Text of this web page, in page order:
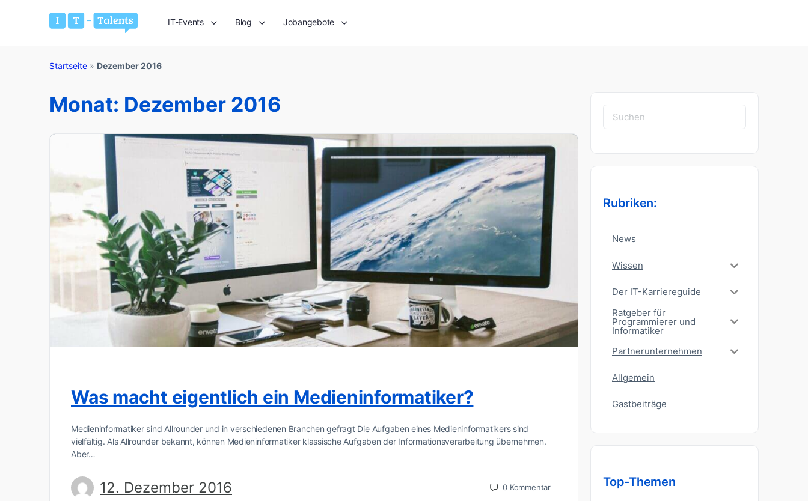
IT-Events Blog Jobangebote
Startseite » Dezember 2016
Monat: Dezember 2016
Was macht eigentlich ein Medieninformatiker?
Medieninformatiker sind Allrounder und in verschiedenen Branchen gefragt Die Aufgaben eines Medieninformatikers sind
vielfältig. Als Allrounder bekannt, können Medieninformatiker klassische Aufgaben der Informationsverarbeitung übernehmen.
Aber…
12. Dezember 2016 0 Kommentar
Suchen
nach:
Rubriken:
News
Wissen
Der IT-Karriereguide
Ratgeber für
Programmierer und
Informatiker
Partnerunternehmen
Allgemein
Gastbeiträge
Top-Themen